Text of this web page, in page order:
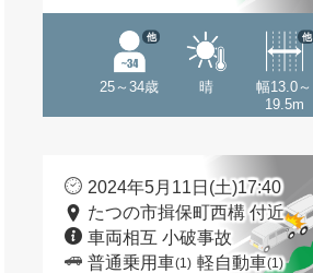
25～34歳
他
晴
幅13.0～
19.5m
他
2024年5月11日(土)17:40
たつの市揖保町西構 付近
車両相互 小破事故
普通乗用車(1) 軽自動車(1)